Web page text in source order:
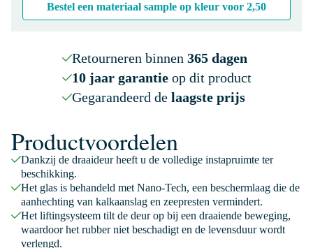
Bestel een materiaal sample op kleur voor 2,50
Retourneren binnen 365 dagen
10 jaar garantieop dit product
Gegarandeerd de laagste prijs
Productvoordelen
Dankzij de draaideur heeft u de volledige instapruimte ter
beschikking.
Het glas is behandeld met Nano-Tech, een beschermlaag die de
aanhechting van kalkaanslag en zeepresten vermindert.
Het liftingsysteem tilt de deur op bij een draaiende beweging,
waardoor het rubber niet beschadigt en de levensduur wordt
verlengd.